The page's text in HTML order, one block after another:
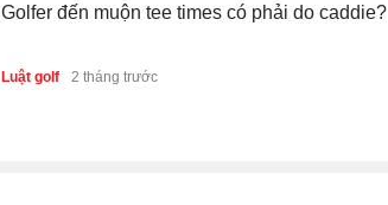
Golfer đến muộn tee times có phải do caddie?
Luật golf 2 tháng trước